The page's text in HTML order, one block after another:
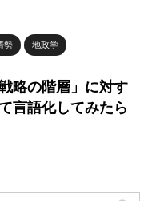
勢 地政学
略の階層」に対す
言語化してみたら